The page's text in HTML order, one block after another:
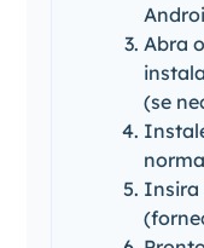
Abra
(se
Insira